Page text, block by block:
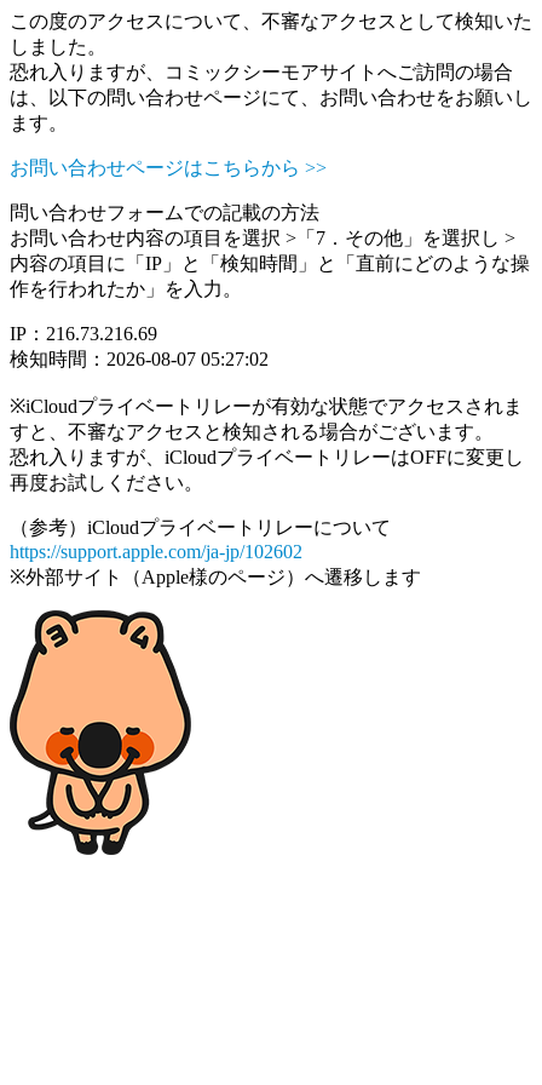
この度のアクセスについて、不審なアクセスとして検知いた
しました。
恐れ入りますが、コミックシーモアサイトへご訪問の場合
は、以下の問い合わせページにて、お問い合わせをお願いし
ます。
お問い合わせページはこちらから >>
問い合わせフォームでの記載の方法
お問い合わせ内容の項目を選択 >「7．その他」を選択し >
内容の項目に「IP」と「検知時間」と「直前にどのような操
作を行われたか」を入力。
IP：216.73.216.69
検知時間：2026-08-07 05:27:02
※iCloudプライベートリレーが有効な状態でアクセスされま
すと、不審なアクセスと検知される場合がございます。
恐れ入りますが、iCloudプライベートリレーはOFFに変更し
再度お試しください。
（参考）iCloudプライベートリレーについて
https://support.apple.com/ja-jp/102602
※外部サイト（Apple様のページ）へ遷移します